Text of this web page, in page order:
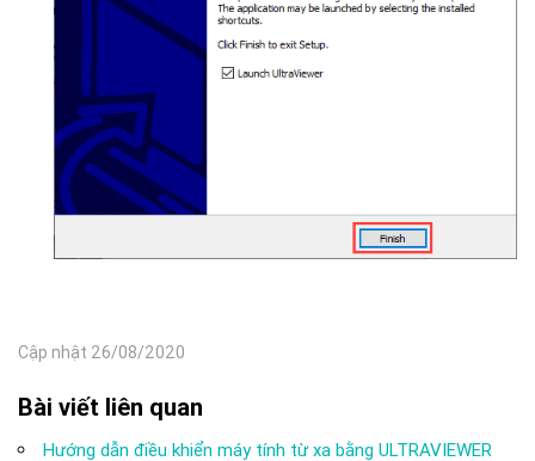
Cập nhật 26/08/2020
Bài viết liên quan
Hướng dẫn điều khiển máy tính từ xa bằng ULTRAVIEWER